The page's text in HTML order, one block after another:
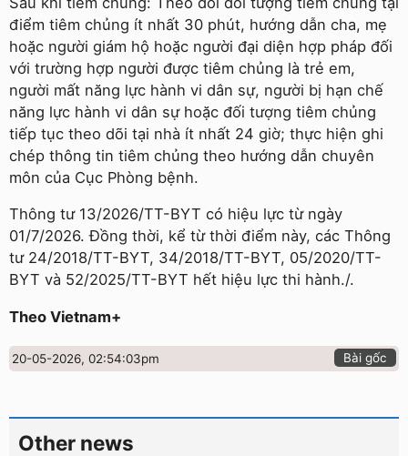
điểm tiêm chủng ít nhất 30 phút, hướng dẫn cha, mẹ
hoặc người giám hộ hoặc người đại diện hợp pháp đối
với trường hợp người được tiêm chủng là trẻ em,
người mất năng lực hành vi dân sự, người bị hạn chế
năng lực hành vi dân sự hoặc đối tượng tiêm chủng
tiếp tục theo dõi tại nhà ít nhất 24 giờ; thực hiện ghi
chép thông tin tiêm chủng theo hướng dẫn chuyên
môn của Cục Phòng bệnh.
Thông tư 13/2026/TT-BYT có hiệu lực từ ngày
01/7/2026. Đồng thời, kể từ thời điểm này, các Thông
tư 24/2018/TT-BYT, 34/2018/TT-BYT, 05/2020/TT-
BYT và 52/2025/TT-BYT hết hiệu lực thi hành./.
Theo Vietnam+
20-05-2026, 02:54:03pm Bài gốc
Other news